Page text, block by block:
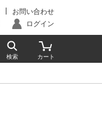
お問い合わせ
ログイン